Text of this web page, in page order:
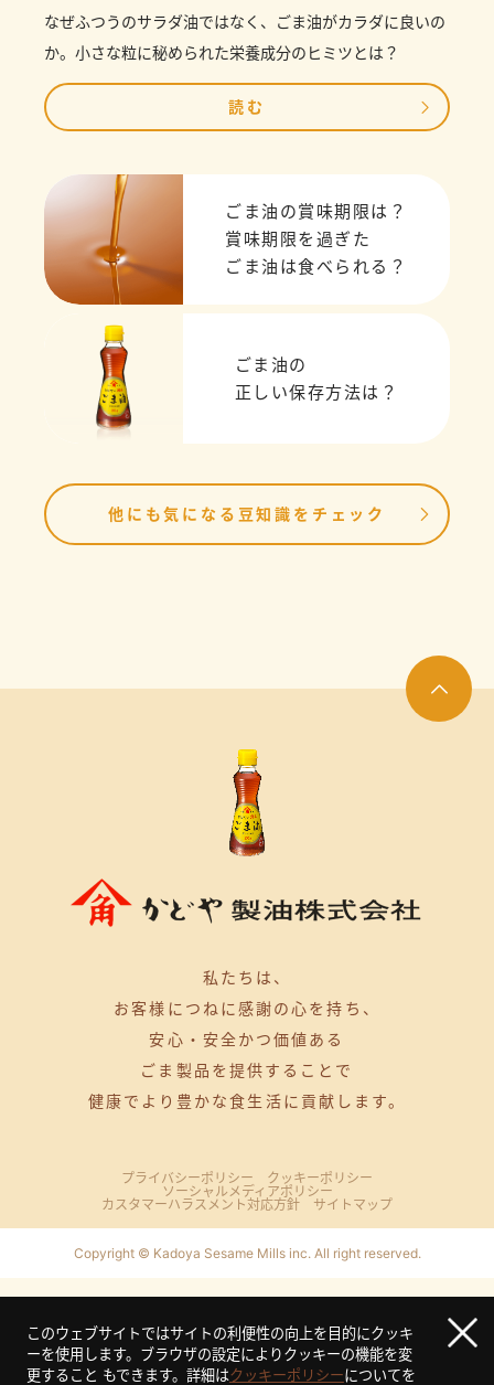
なぜふつうのサラダ油ではなく、ごま油がカラダに良いの
か。小さな粒に秘められた栄養成分のヒミツとは？
読む
ごま油の賞味期限は？
賞味期限を過ぎた
ごま油は食べられる？
ごま油の
正しい保存方法は？
他にも気になる豆知識をチェック
私たちは、
お客様につねに感謝の心を持ち、
安心・安全かつ価値ある
ごま製品を提供することで
健康でより豊かな食生活に貢献します。
プライバシーポリシー
クッキーポリシー
ソーシャルメディアポリシー
カスタマーハラスメント対応方針
サイトマップ
Copyright © Kadoya Sesame Mills inc. All right reserved.
このウェブサイトではサイトの利便性の向上を目的にクッキ
ーを使用します。ブラウザの設定によりクッキーの機能を変
更すること もできます。 詳細はクッキーポリシーについてを